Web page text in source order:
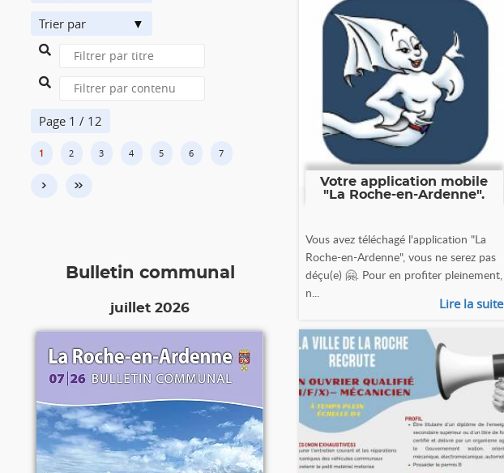
Trier par
Page 1 / 12
1 2 3 4 5 6 7
› »
Bulletin communal
juillet 2026
Votre application mobile
"La Roche-en-Ardenne".
Vous avez téléchagé l'application "La
Roche-en-Ardenne", vous ne serez pas
déçu(e) 🤗. Pour en profiter pleinement,
n...
Lire la suite